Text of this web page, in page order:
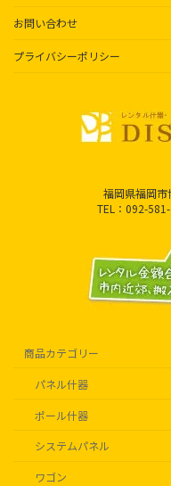
お問い合わせ
プライバシーポリシー
福岡県福岡市
TEL：092-
商品カテゴリー
パネル什器
ポール什器
システムパネル
ワゴン